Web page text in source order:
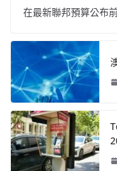
在最新聯邦預算公布